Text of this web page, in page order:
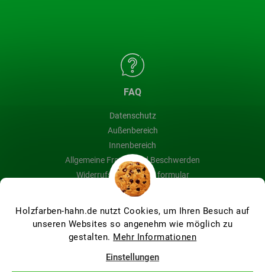
Holzfarben-hahn.de nutzt Cookies, um Ihren Besuch auf
unseren Websites so angenehm wie möglich zu
gestalten. Mehr Informationen
Einstellungen
FAQ
Datenschutz
Außenbereich
Innenbereich
Allgemeine Fragen und Beschwerden
Widerrufsbelehrung & formular
Blog